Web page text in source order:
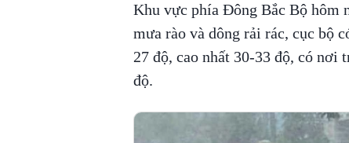
Khu vực phía Đông Bắc Bộ hôm
mưa rào và dông rải rác, cục bộ
27 độ, cao nhất 30-33 độ, có
độ.